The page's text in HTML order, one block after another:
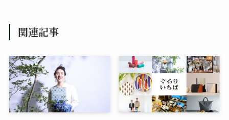
関連記事